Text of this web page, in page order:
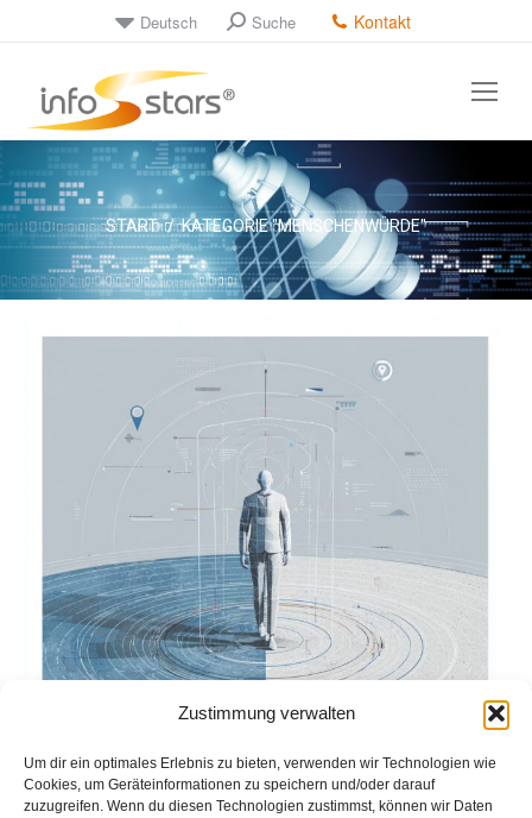
Zustimmung verwalten
Um dir ein optimales Erlebnis zu bieten, verwenden wir Technologien wie
Cookies, um Geräteinformationen zu speichern und/oder darauf
zuzugreifen. Wenn du diesen Technologien zustimmst, können wir Daten
Deutsch Search:Suche Kontakt
Sie befinden sich hier:
START KATEGORIE "MENSCHENWÜRDE"